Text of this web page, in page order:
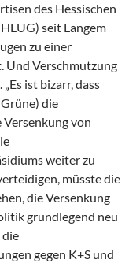
des Hessischen
seit Langem
zu einer
Und Verschmutzung
ist bizarr, dass
die
Versenkung von
weiter zu
müsste die
die Versenkung
grundlegend neu
die
gegen K+S und